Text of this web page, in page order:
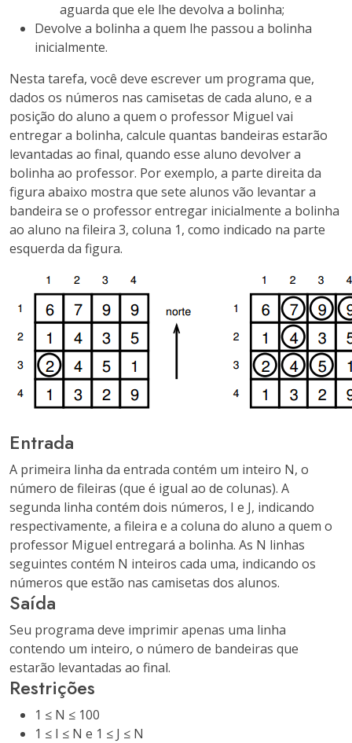
aguarda que ele lhe devolva a bolinha;
Devolve a bolinha a quem lhe passou a bolinha
inicialmente.
Nesta tarefa, você deve escrever um programa que,
dados os números nas camisetas de cada aluno, e a
posição do aluno a quem o professor Miguel vai
entregar a bolinha, calcule quantas bandeiras estarão
levantadas ao final, quando esse aluno devolver a
bolinha ao professor. Por exemplo, a parte direita da
figura abaixo mostra que sete alunos vão levantar a
bandeira se o professor entregar inicialmente a bolinha
ao aluno na fileira 3, coluna 1, como indicado na parte
esquerda da figura.
Entrada
A primeira linha da entrada contém um inteiro N, o
número de fileiras (que é igual ao de colunas). A
segunda linha contém dois números, I e J, indicando
respectivamente, a fileira e a coluna do aluno a quem o
professor Miguel entregará a bolinha. As N linhas
seguintes contém N inteiros cada uma, indicando os
números que estão nas camisetas dos alunos.
Saída
Seu programa deve imprimir apenas uma linha
contendo um inteiro, o número de bandeiras que
estarão levantadas ao final.
Restrições
1 ≤ N ≤ 100
1 ≤ I ≤ N e 1 ≤ J ≤ N